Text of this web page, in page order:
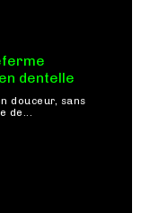
dentelle
douceur, sans
de...